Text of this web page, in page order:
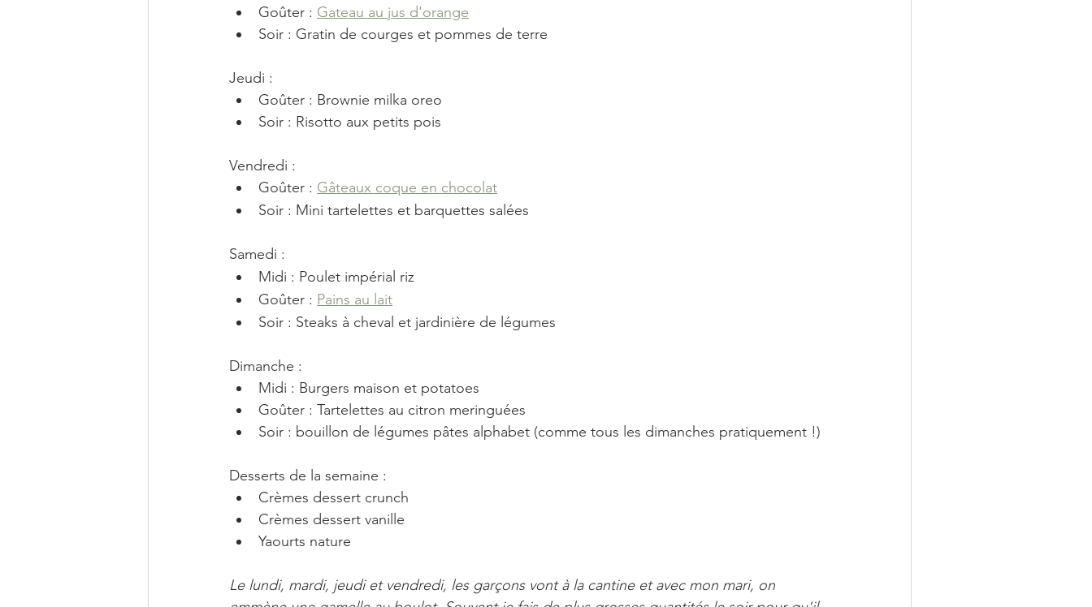
Goûter : Gateau au jus d'orange
Soir : Gratin de courges et pommes de terre
Jeudi :
Goûter : Brownie milka oreo
Soir : Risotto aux petits pois
Vendredi :
Goûter : Gâteaux coque en chocolat
Soir : Mini tartelettes et barquettes salées
Samedi :
Midi : Poulet impérial riz
Goûter : Pains au lait
Soir : Steaks à cheval et jardinière de légumes
Dimanche :
Midi : Burgers maison et potatoes
Goûter : Tartelettes au citron meringuées
Soir : bouillon de légumes pâtes alphabet (comme tous les dimanches pratiquement !)
Desserts de la semaine :
Crèmes dessert crunch
Crèmes dessert vanille
Yaourts nature
Le lundi, mardi, jeudi et vendredi, les garçons vont à la cantine et avec mon mari, on